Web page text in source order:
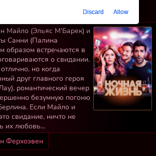
Майло (Эльяс М'Барек) и
Санни (Палина
образом встречаются в
о свидании.
но когда
друг главного героя
романтический вечер
безумную погоню
Если Майло и
свидание, ничто не
их любовь...
Ферхоэвен
Discard Allow